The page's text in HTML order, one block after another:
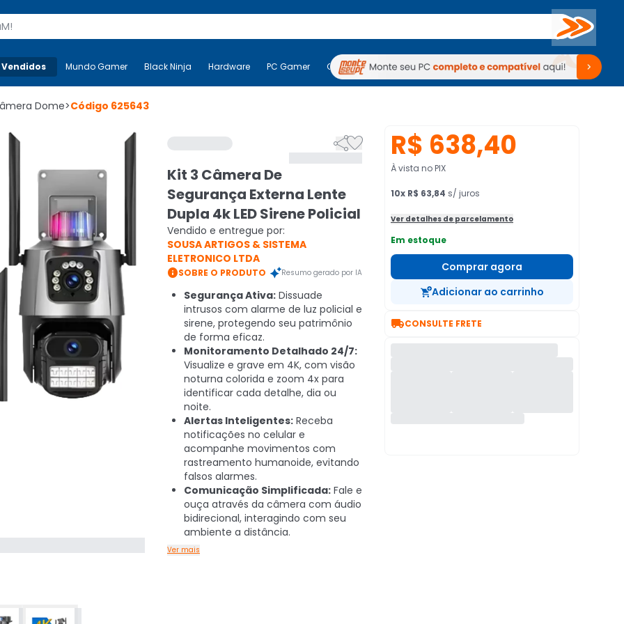
Buscar
Mais-v- Mundo Gamer Black Ninja Hardware PC Gamer Computadores Periféricos TV Venda no KaBuM!
Mundo Gamer Black Ninja Hardware PC Gamer Computadores Periféricos TV Venda no KaBuM!
Dome>Código 625643

Kit 3 Câmera De
Segurança Externa Lente
Dupla 4k LED Sirene Policial
Vendido e entregue por:
SOUSA ARTIGOS & SISTEMA
ELETRONICO LTDA
SOBRE O PRODUTO Resumo gerado por IA
Segurança Ativa: Dissuade
intrusos com alarme de luz policial e
sirene, protegendo seu patrimônio
de forma eficaz.
Monitoramento Detalhado 24/7:
Visualize e grave em 4K, com visão
noturna colorida e zoom 4x para
identificar cada detalhe, dia ou
noite.
Alertas Inteligentes: Receba
notificações no celular e
acompanhe movimentos com
rastreamento humanoide, evitando
falsos alarmes.
Comunicação Simplificada: Fale e
ouça através da câmera com áudio
bidirecional, interagindo com seu
ambiente a distância.
Ver mais
R$ 638,40
À vista no PIX
10x R$ 63,84 s/ juros
Ver detalhes de parcelamento
Em estoque
Comprar agora
Adicionar ao carrinho
CONSULTE FRETE